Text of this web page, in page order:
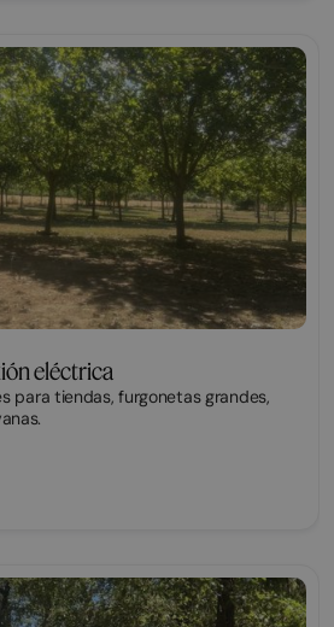
eléctrica
para tiendas, furgonetas grandes,